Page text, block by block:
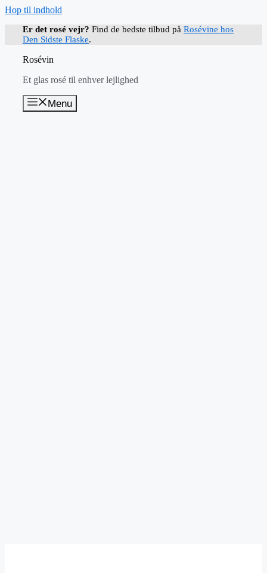
Hop til indhold
Er det rosé vejr? Find de bedste tilbud på Rosévine hos
Den Sidste Flaske.
Rosévin
Et glas rosé til enhver lejlighed
Menu